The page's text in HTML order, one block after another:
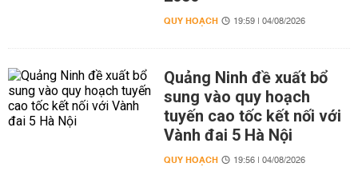
QUY HOẠCH 19:59 | 04/08/2026
Quảng Ninh đề xuất bổ
sung vào quy hoạch
tuyến cao tốc kết nối với
Vành đai 5 Hà Nội
QUY HOẠCH 19:56 | 04/08/2026